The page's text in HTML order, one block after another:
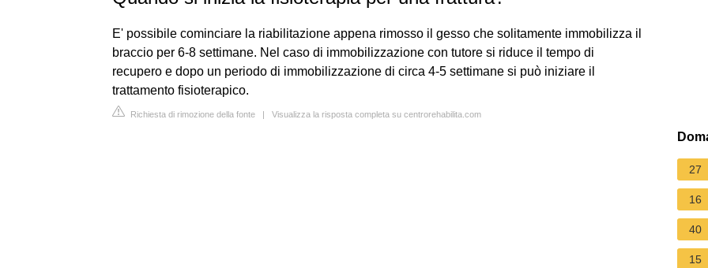
E' possibile cominciare la riabilitazione appena rimosso il gesso che solitamente immobilizza il
braccio per 6-8 settimane. Nel caso di immobilizzazione con tutore si riduce il tempo di
recupero e dopo un periodo di immobilizzazione di circa 4-5 settimane si può iniziare il
trattamento fisioterapico.
Richiesta di rimozione della fonte | Visualizza la risposta completa su centrorehabilita.com
27
16
40
15